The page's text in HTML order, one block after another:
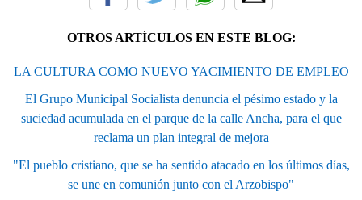
OTROS ARTÍCULOS EN ESTE BLOG:
LA CULTURA COMO NUEVO YACIMIENTO DE EMPLEO
El Grupo Municipal Socialista denuncia el pésimo estado y la
suciedad acumulada en el parque de la calle Ancha, para el que
reclama un plan integral de mejora
"El pueblo cristiano, que se ha sentido atacado en los últimos días,
se une en comunión junto con el Arzobispo"